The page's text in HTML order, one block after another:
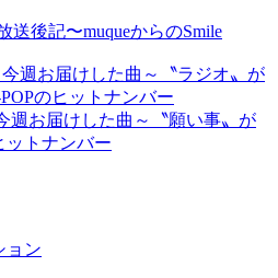
後記〜muqueからのSmile
週お届けした曲～〝ラジオ〟が
のヒットナンバー
お届けした曲～〝願い事〟が
ットナンバー
ョン